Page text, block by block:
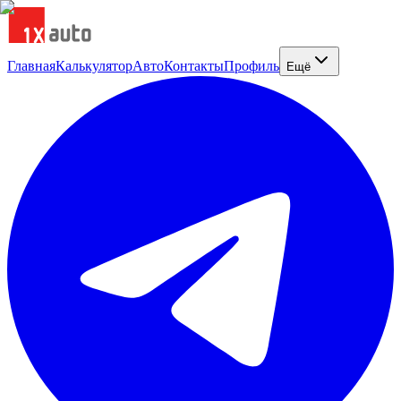
ГлавнаяКалькуляторАвтоКонтактыПрофиль Ещё